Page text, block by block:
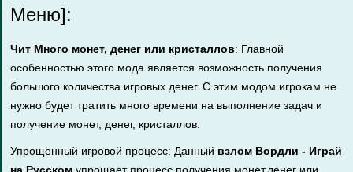
Меню]:
Чит Много монет, денег или кристаллов: Главной
особенностью этого мода является возможность получения
большого количества игровых денег. С этим модом игрокам не
нужно будет тратить много времени на выполнение задач и
получение монет, денег, кристаллов.
Упрощенный игровой процесс: Данный взлом Вордли - Играй